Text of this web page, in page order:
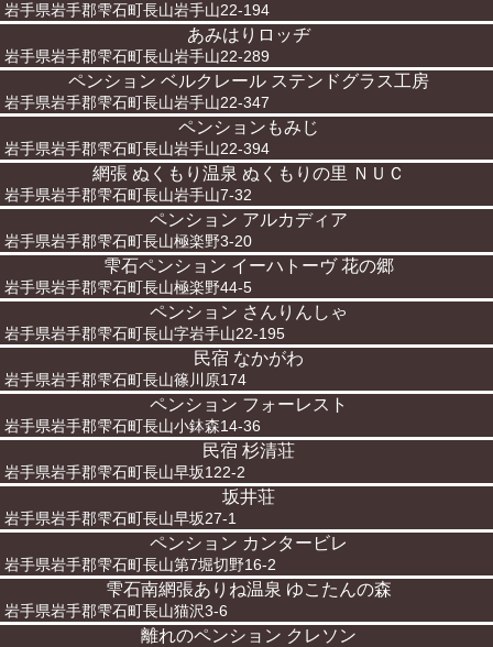
岩手県岩手郡雫石町長山岩手山22-194
あみはりロッヂ
岩手県岩手郡雫石町長山岩手山22-289
ペンション ベルクレール ステンドグラス工房
岩手県岩手郡雫石町長山岩手山22-347
ペンションもみじ
岩手県岩手郡雫石町長山岩手山22-394
網張 ぬくもり温泉 ぬくもりの里 ＮＵＣ
岩手県岩手郡雫石町長山岩手山7-32
ペンション アルカディア
岩手県岩手郡雫石町長山極楽野3-20
雫石ペンション イーハトーヴ 花の郷
岩手県岩手郡雫石町長山極楽野44-5
ペンション さんりんしゃ
岩手県岩手郡雫石町長山字岩手山22-195
民宿 なかがわ
岩手県岩手郡雫石町長山篠川原174
ペンション フォーレスト
岩手県岩手郡雫石町長山小鉢森14-36
民宿 杉清荘
岩手県岩手郡雫石町長山早坂122-2
坂井荘
岩手県岩手郡雫石町長山早坂27-1
ペンション カンタービレ
岩手県岩手郡雫石町長山第7堀切野16-2
雫石南網張ありね温泉 ゆこたんの森
岩手県岩手郡雫石町長山猫沢3-6
離れのペンション クレソン